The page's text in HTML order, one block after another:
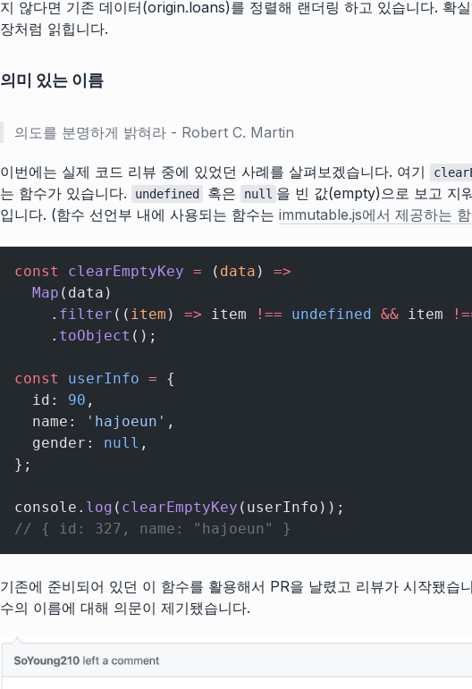
지 않다면 기존 데이터(origin.loans)를 정렬해 랜더링 하고 있습니다. 확
장처럼 읽힙니다.
의미 있는 이름
의도를 분명하게 밝혀라 - Robert C. Martin
이번에는 실제 코드 리뷰 중에 있었던 사례를 살펴보겠습니다. 여기
는 함수가 있습니다.
undefined 혹은 null 을 빈 값(empty)으로 보고 지
입니다. (함수 선언부 내에 사용되는 함수는 immutable.js에서 제공하는
const clearEmptyKey = ( data ) =>
  Map
(data)
    .
filter (( item ) => item !== undefined && item
    .
toObject ();
const userInfo = {
  id:
90 ,
  name:
'hajoeun' ,
  gender:
null ,
};
console. log ( clearEmptyKey (userInfo));
// { id: 327, name: "hajoeun" }
기존에 준비되어 있던 이 함수를 활용해서 PR을 날렸고 리뷰가 시작됐습
수의 이름에 대해 의문이 제기됐습니다.